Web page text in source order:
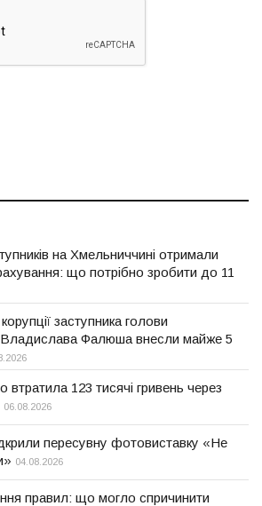
на Хмельниччині отримали
що потрібно зробити до 11
заступника голови
Фалюша внесли майже 5
123 тисячі гривень через
06.08.2026
пересувну фотовиставку «Не
04.08.2026
правил: що могло спричинити